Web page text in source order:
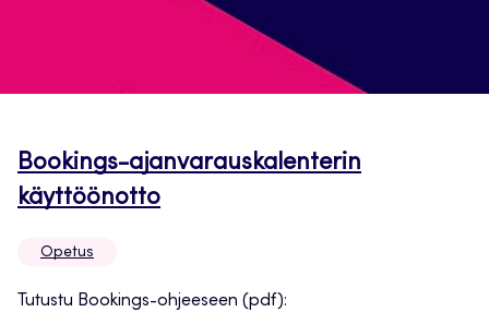
Bookings-ajanvarauskalenterin
käyttöönottoAvautuu
Opetus
Tutustu Bookings-ohjeeseen (pdf):